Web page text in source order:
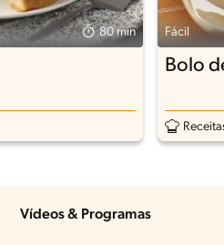
80 min Fácil
Bolo
Vídeos & Programas​